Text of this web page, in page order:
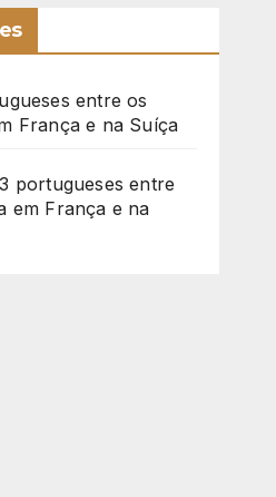
entre os
França e na Suíça
portugueses entre
em França e na